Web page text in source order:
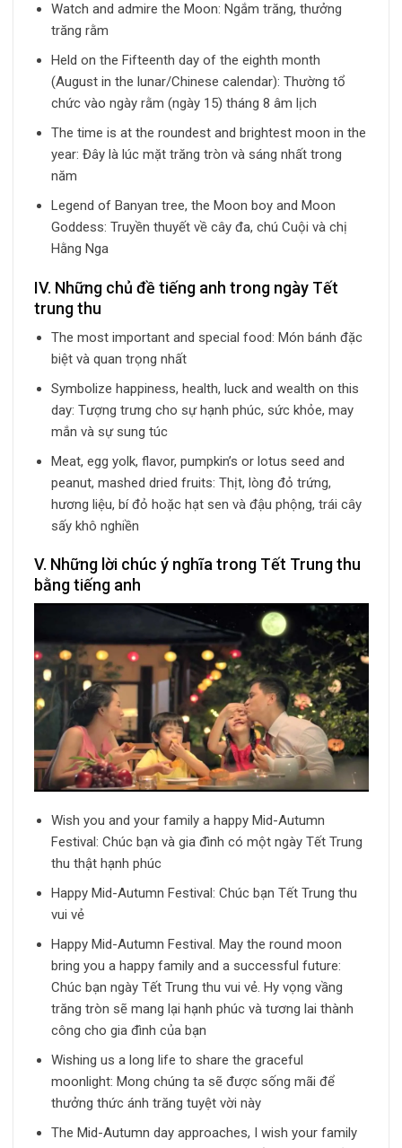
Watch and admire the Moon: Ngắm trăng, thưởng
trăng rằm
Held on the Fifteenth day of the eighth month
(August in the lunar/Chinese calendar): Thường tổ
chức vào ngày rằm (ngày 15) tháng 8 âm lịch
The time is at the roundest and brightest moon in the
year: Đây là lúc mặt trăng tròn và sáng nhất trong
năm
Legend of Banyan tree, the Moon boy and Moon
Goddess: Truyền thuyết về cây đa, chú Cuội và chị
Hằng Nga
IV. Những chủ đề tiếng anh trong ngày Tết
trung thu
The most important and special food: Món bánh đặc
biệt và quan trọng nhất
Symbolize happiness, health, luck and wealth on this
day: Tượng trưng cho sự hạnh phúc, sức khỏe, may
mắn và sự sung túc
Meat, egg yolk, flavor, pumpkin’s or lotus seed and
peanut, mashed dried fruits: Thịt, lòng đỏ trứng,
hương liệu, bí đỏ hoặc hạt sen và đậu phộng, trái cây
sấy khô nghiền
V. Những lời chúc ý nghĩa trong Tết Trung thu
bằng tiếng anh
Wish you and your family a happy Mid-Autumn
Festival: Chúc bạn và gia đình có một ngày Tết Trung
thu thật hạnh phúc
Happy Mid-Autumn Festival: Chúc bạn Tết Trung thu
vui vẻ
Happy Mid-Autumn Festival. May the round moon
bring you a happy family and a successful future:
Chúc bạn ngày Tết Trung thu vui vẻ. Hy vọng vầng
trăng tròn sẽ mang lại hạnh phúc và tương lai thành
công cho gia đình của bạn
Wishing us a long life to share the graceful
moonlight: Mong chúng ta sẽ được sống mãi để
thưởng thức ánh trăng tuyệt vời này
The Mid-Autumn day approaches, I wish your family